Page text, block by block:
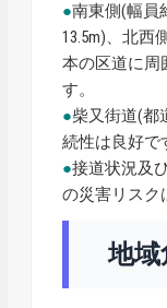
●南東側(幅員
13.5m)、北西
本の区道に周
す。
●柴又街道(都
続性は良好で
●接道状況及
の災害リスク
地